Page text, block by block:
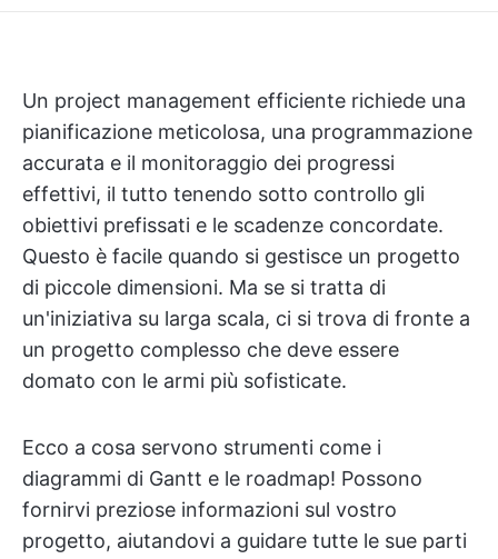
Un project management efficiente richiede una
pianificazione meticolosa, una programmazione
accurata e il monitoraggio dei progressi
effettivi, il tutto tenendo sotto controllo gli
obiettivi prefissati e le scadenze concordate.
Questo è facile quando si gestisce un progetto
di piccole dimensioni. Ma se si tratta di
un'iniziativa su larga scala, ci si trova di fronte a
un progetto complesso che deve essere
domato con le armi più sofisticate.
Ecco a cosa servono strumenti come i
diagrammi di Gantt e le roadmap! Possono
fornirvi preziose informazioni sul vostro
progetto, aiutandovi a guidare tutte le sue parti